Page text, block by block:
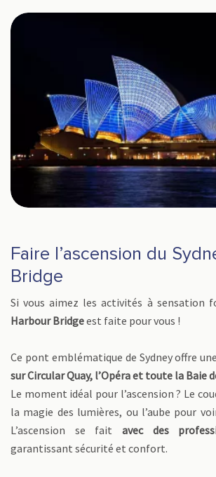
Faire l’ascension du
Bridge
Si vous aimez les activités à sensation
Harbour Bridgeest faite pour vous !
Ce pont emblématique de Sydney offre
sur Circular Quay, l’Opéra et toute la Baie
Le moment idéal pour l’ascension ? Le
la magie des lumières, ou l’aube pour
L’ascension se fait avec des
garantissant sécurité et confort.